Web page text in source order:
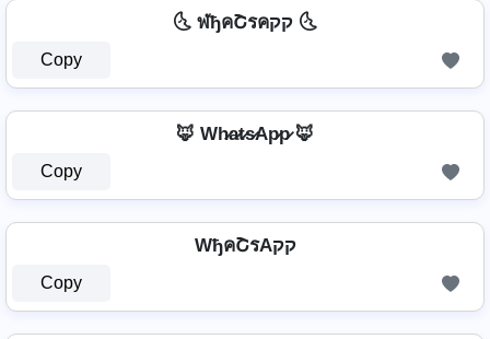
🌜 ฬђคՇรคקק 🌜
Copy
🦊 Wh̷a̷t̷s̷Ap̷p̷ 🦊
Copy
WђคՇรAקק
Copy